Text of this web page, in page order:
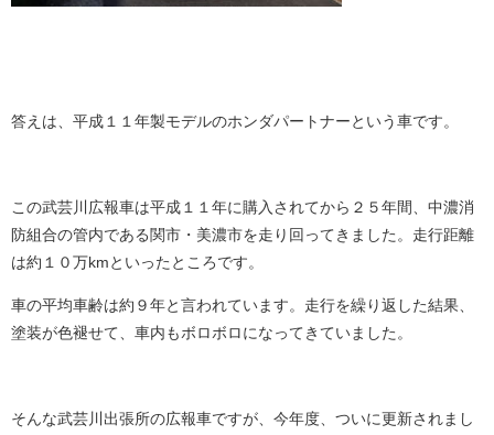
答えは、平成１１年製モデルのホンダパートナーという車です。
この武芸川広報車は平成１１年に購入されてから２５年間、中濃消
防組合の管内である関市・美濃市を走り回ってきました。走行距離
は約１０万kmといったところです。
車の平均車齢は約９年と言われています。走行を繰り返した結果、
塗装が色褪せて、車内もボロボロになってきていました。
そんな武芸川出張所の広報車ですが、今年度、ついに更新されまし